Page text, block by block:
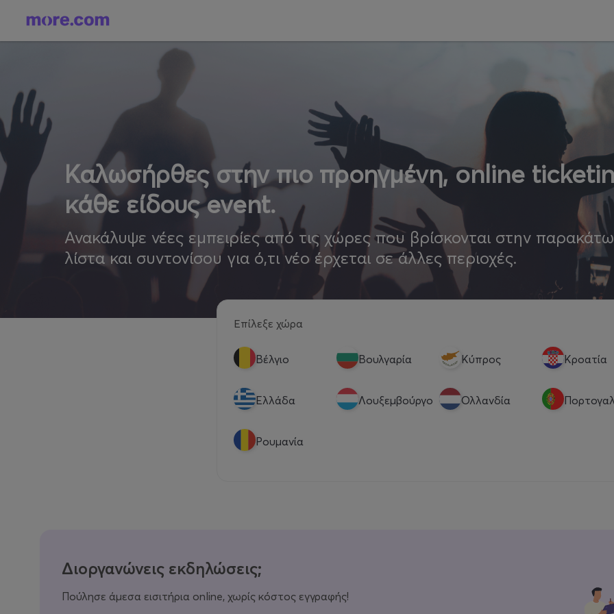
Καλωσήρθες στην πιο προηγμένη, online
κάθε είδους event.
Ανακάλυψε νέες εμπειρίες από τις χώρες που βρίσκονται στην παρακάτω
λίστα και συντονίσου για ό,τι νέο έρχεται σε άλλες περιοχές.
Επίλεξε χώρα
Βέλγιο Βουλγαρία Κύπρος Κροατία
Eλλάδα Λουξεμβούργο Ολλανδία
Ρουμανία
Διοργανώνεις εκδηλώσεις;
Πούλησε άμεσα εισιτήρια online, χωρίς κόστος εγγραφής!